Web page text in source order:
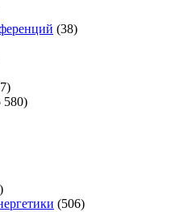
(38)
580)
(506)